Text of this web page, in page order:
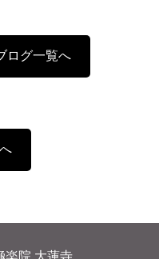
ログ一覧へ
楽院 大蓮寺